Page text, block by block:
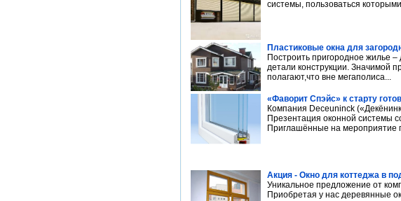
системы, пользоваться
Пластиковые окна для
Построить пригородное жилье
детали конструкции. Значимой
полагают,что вне мегаполиса...
«Фаворит Спэйс» к старту
Компания Deceuninck
Презентация оконной системы
Приглашённые на мероприятие
Акция - Окно для коттеджа в
Уникальное предложение от
Приобретая у нас деревянные